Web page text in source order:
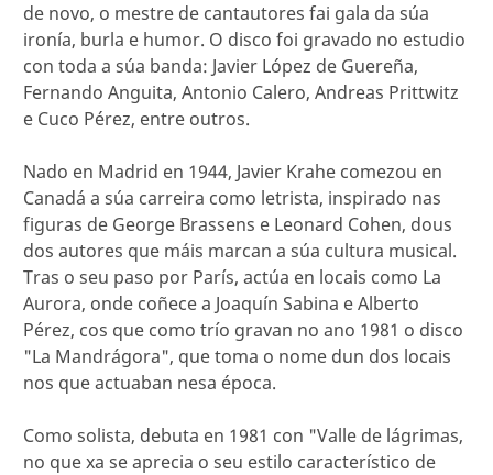
de novo, o mestre de cantautores fai gala da súa
ironía, burla e humor. O disco foi gravado no estudio
con toda a súa banda: Javier López de Guereña,
Fernando Anguita, Antonio Calero, Andreas Prittwitz
e Cuco Pérez, entre outros.
Nado en Madrid en 1944, Javier Krahe comezou en
Canadá a súa carreira como letrista, inspirado nas
figuras de George Brassens e Leonard Cohen, dous
dos autores que máis marcan a súa cultura musical.
Tras o seu paso por París, actúa en locais como La
Aurora, onde coñece a Joaquín Sabina e Alberto
Pérez, cos que como trío gravan no ano 1981 o disco
"La Mandrágora", que toma o nome dun dos locais
nos que actuaban nesa época.
Como solista, debuta en 1981 con "Valle de lágrimas,
no que xa se aprecia o seu estilo característico de